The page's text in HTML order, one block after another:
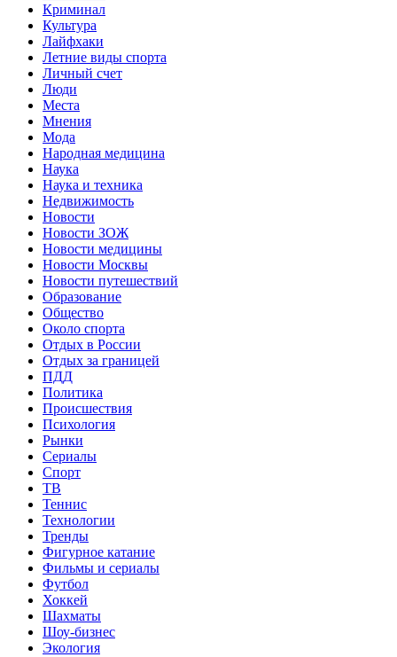
Криминал
Культура
Лайфхаки
Летние виды спорта
Личный счет
Люди
Места
Мнения
Мода
Народная медицина
Наука
Наука и техника
Недвижимость
Новости
Новости ЗОЖ
Новости медицины
Новости Москвы
Новости путешествий
Образование
Общество
Около спорта
Отдых в России
Отдых за границей
ПДД
Политика
Происшествия
Психология
Рынки
Сериалы
Спорт
ТВ
Теннис
Технологии
Тренды
Фигурное катание
Фильмы и сериалы
Футбол
Хоккей
Шахматы
Шоу-бизнес
Экология